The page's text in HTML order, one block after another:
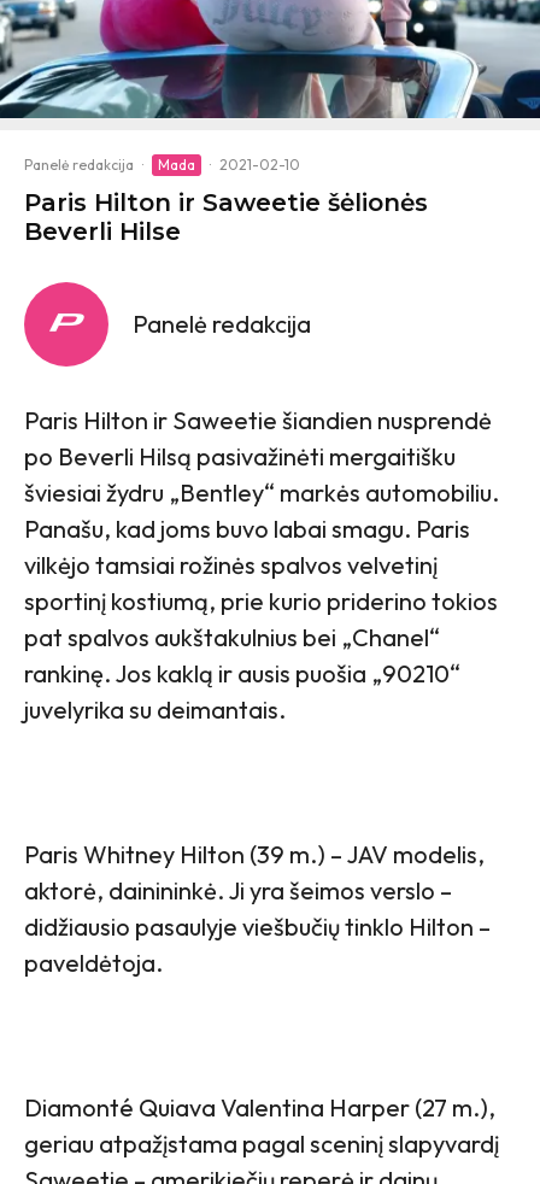
Panelė redakcija · Mada · 2021-02-10
Paris Hilton ir Saweetie šėlionės
Beverli Hilse
Panelė redakcija
Paris Hilton ir Saweetie šiandien nusprendė
po Beverli Hilsą pasivažinėti mergaitišku
šviesiai žydru „Bentley“ markės automobiliu.
Panašu, kad joms buvo labai smagu. Paris
vilkėjo tamsiai rožinės spalvos velvetinį
sportinį kostiumą, prie kurio priderino tokios
pat spalvos aukštakulnius bei „Chanel“
rankinę. Jos kaklą ir ausis puošia „90210“
juvelyrika su deimantais.
Paris Whitney Hilton (39 m.) – JAV modelis,
aktorė, dainininkė. Ji yra šeimos verslo –
didžiausio pasaulyje viešbučių tinklo Hilton –
paveldėtoja.
Diamonté Quiava Valentina Harper (27 m.),
geriau atpažįstama pagal sceninį slapyvardį